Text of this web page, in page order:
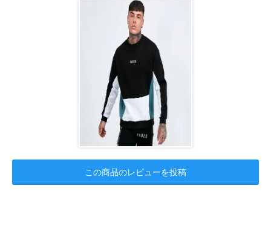
この商品のレビューを投稿